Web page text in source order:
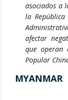
asociados a
la
afectar
que operan
Popular
MYANMAR